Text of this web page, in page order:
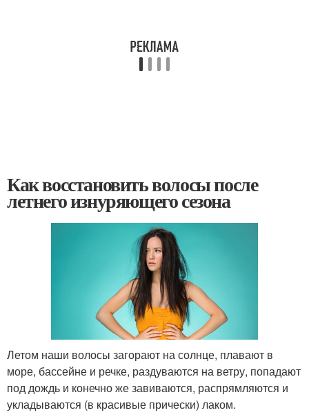
Как восстановить волосы после
летнего изнуряющего сезона
Летом наши волосы загорают на солнце, плавают в
море, бассейне и речке, раздуваются на ветру, попадают
под дождь и конечно же завиваются, распрямляются и
укладываются (в красивые прически) лаком.